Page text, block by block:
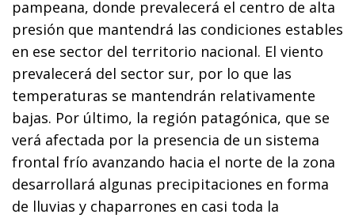
pampeana, donde prevalecerá el centro de alta
presión que mantendrá las condiciones estables
en ese sector del territorio nacional. El viento
prevalecerá del sector sur, por lo que las
temperaturas se mantendrán relativamente
bajas. Por último, la región patagónica, que se
verá afectada por la presencia de un sistema
frontal frío avanzando hacia el norte de la zona
desarrollará algunas precipitaciones en forma
de lluvias y chaparrones en casi toda la